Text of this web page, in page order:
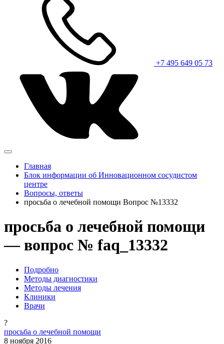
+7 495 649 05 73
Главная
Блок информации об Инновационном сосудистом
центре
Вопросы, ответы
просьба о лечебной помощи Вопрос №13332
просьба о лечебной помощи
— вопрос № faq_13332
Подробно
Методы диагностики
Методы лечения
Клиники
Врачи
?
просьба о лечебной помощи
8 ноября 2016